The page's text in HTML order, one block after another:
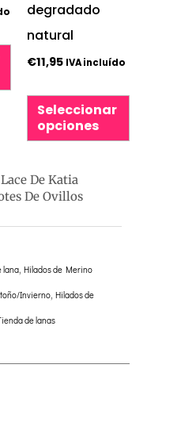
página
degradado
natural
€11,95 IVA incluído
Seleccionar
opciones
De Katia
De Ovillos
lana, Hilados de Merino
Invierno, Hilados de
de lanas